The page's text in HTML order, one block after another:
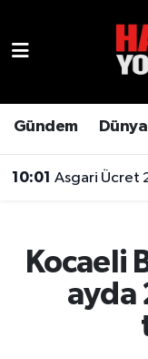
Gündem Dünya
10:01 Asgari Ücret
Kocaeli
ayda
Genel
Gündem
Hava Durumu
Son Dakika
Haber Arşivi